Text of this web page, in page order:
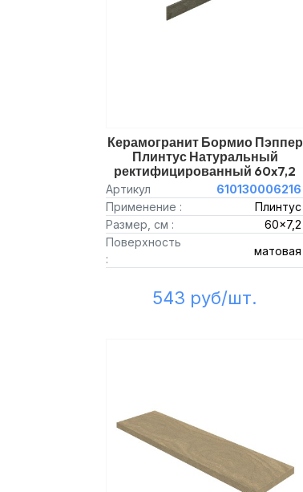
Керамогранит Бормио Пэппер
Плинтус Натуральный
ректифицированный 60x7,2
Артикул
610130006216
Применение :
Плинтус
Размер, см :
60x7,2
Поверхность
:
матовая
543 руб/шт.